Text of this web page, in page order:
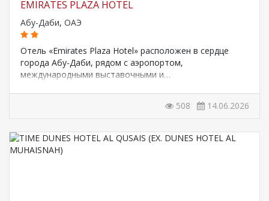
EMIRATES PLAZA HOTEL
Абу-Даби, ОАЭ
Отель «Emirates Plaza Hotel» расположен в сердце
города Абу-Даби, рядом с аэропортом,
международными выставочными и…
508 14.06.2026